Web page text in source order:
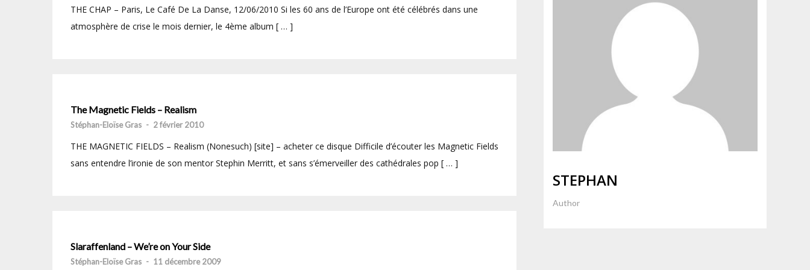
THE CHAP – Paris, Le Café De La Danse, 12/06/2010 Si les 60 ans de l’Europe ont été célébrés dans une
atmosphère de crise le mois dernier, le 4ème album [ … ]
The Magnetic Fields – Realism
Stéphan-Eloïse Gras - 2 février 2010
THE MAGNETIC FIELDS – Realism (Nonesuch) [site] – acheter ce disque Difficile d’écouter les Magnetic Fields
sans entendre l’ironie de son mentor Stephin Merritt, et sans s’émerveiller des cathédrales pop [ … ]
Slaraffenland – We’re on Your Side
Stéphan-Eloïse Gras - 11 décembre 2009
STEPHAN
Author